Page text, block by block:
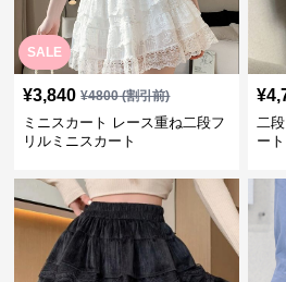
SALE
¥3,840 ¥4800(割引前)
ミニスカート レース重ね二段フ
リルミニスカート
¥
二
ート